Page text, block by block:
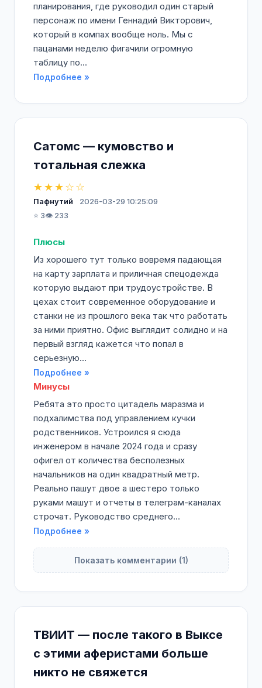
планирования, где руководил один старый
персонаж по имени Геннадий Викторович,
который в компах вообще ноль. Мы с
пацанами неделю фигачили огромную
таблицу по...
Подробнее »
Сатомс — кумовство и
тотальная слежка
★★★☆☆
Пафнутий
2026-03-29 10:25:09
⭐ 3👁️ 233
Плюсы
Из хорошего тут только вовремя падающая
на карту зарплата и приличная спецодежда
которую выдают при трудоустройстве. В
цехах стоит современное оборудование и
станки не из прошлого века так что работать
за ними приятно. Офис выглядит солидно и на
первый взгляд кажется что попал в
серьезную...
Подробнее »
Минусы
Ребята это просто цитадель маразма и
подхалимства под управлением кучки
родственников. Устроился я сюда
инженером в начале 2024 года и сразу
офигел от количества бесполезных
начальников на один квадратный метр.
Реально пашут двое а шестеро только
руками машут и отчеты в телеграм-каналах
строчат. Руководство среднего...
Подробнее »
Показать комментарии (1)
ТВИИТ — после такого в Выксе
с этими аферистами больше
никто не свяжется